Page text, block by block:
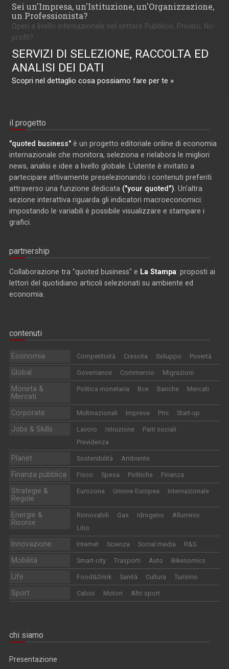
Sei un'Impresa, un'Istituzione, un'Organizzazione,
un Professionista?
Operi a livello internazionale nel settore Pubblico, Privato, No-
profit?
SERVIZI DI SELEZIONE, RACCOLTA ED
ANALISI DEI DATI
Scopri nel dettaglio cosa possiamo fare per te »
il progetto
"quoted business" è un progetto editoriale online di economia
internazionale che monitora, seleziona e rielabora le migliori
news, analisi e idee a livello globale. L'utente è invitato a
partecipare attivamente preselezionando i contenuti preferiti
attraverso una funzione dedicata ("your quoted"). Un'altra
sezione interattiva riguarda gli indicatori macroeconomici:
impostando le variabili è possibile visualizzare e stampare i
grafici.
partnership
Collaborazione tra "quoted business" e La Stampa: proposti ai
lettori del quotidiano articoli selezionati su ambiente ed
economia.
contenuti
Economia Competitività Crescita Sviluppo Povertà
Global Governance Commercio Migrazioni
Moneta &
Mercati
Politica monetaria Bce Banche Mercati
Corporate Multinazionali Imprese Pmi Start-up
Jobs & Skills Lavoro Istruzione
Parti sociali
Previdenza
Planet Sostenibilità Ambiente
Finanza pubblica Fisco Spesa Politiche Finanza
Strategie &
Regole
Eurozona Unione Europea Internazionale
Energie &
Risorse
Rinnovabili Gas Idrogeno
Alluminio
Litio
Innovazione Internet Scienza Social media R&S
Mobilità Smart-city Trasporti Auto Bikenomics
Life Food&Drink Sanità Cultura Turismo
Sport Calcio Motori Altri sport
chi siamo
Presentazione